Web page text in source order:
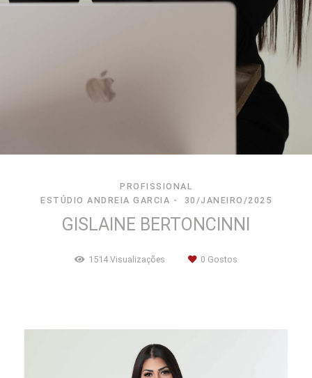
PROFISSIONAL
ESTÚDIO ANDREIA GARCIA
30/JANEIRO/2025
GISLAINE BERTONCINNI
1514 Visualizações 0 Gostos